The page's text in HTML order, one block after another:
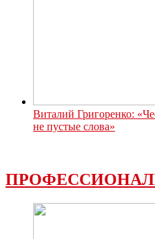
Виталий Григоренко:
не пустые слова»